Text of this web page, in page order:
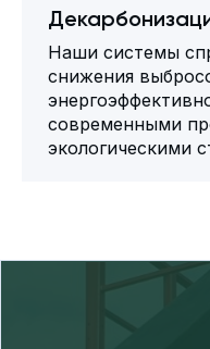
Наши системы
снижения
современными
экологическими